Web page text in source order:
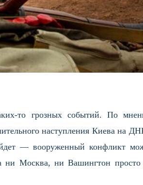
то грозных событий. По
наступления Киева на
— вооруженный конфликт
ни Москва, ни Вашингтон просто